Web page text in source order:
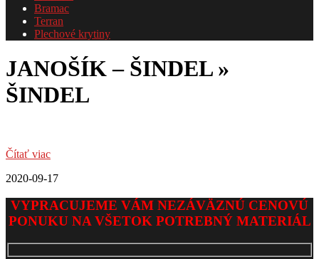
Bramac
Terran
Plechové krytiny
JANOŠÍK – ŠINDEL »
ŠINDEL
Čítať viac
2020-09-17
VYPRACUJEME VÁM NEZÁVÄZNÚ CENOVÚ
PONUKU NA VŠETOK POTREBNÝ MATERIÁL